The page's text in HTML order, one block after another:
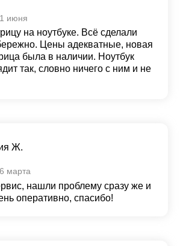
июня
на ноутбуке. Всё сделали
Цены адекватные, новая
была в наличии. Ноутбук
так, словно ничего с ним и не
Ж.
марта
нашли проблему сразу же и
оперативно, спасибо!